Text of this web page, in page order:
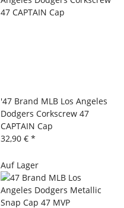
'47 Brand MLB Los Angeles
Dodgers Corkscrew 47
CAPTAIN Cap
32,90 € *
Auf Lager